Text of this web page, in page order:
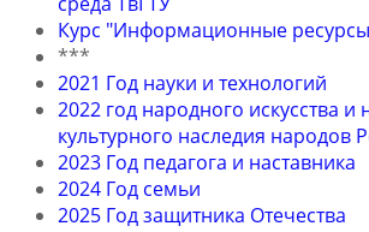
Курс "Информационные
***
2021 Год науки и технологий
2022 год народного искусства и
культурного наследия народов
2023 Год педагога и наставника
2024 Год семьи
2025 Год защитника Отечества